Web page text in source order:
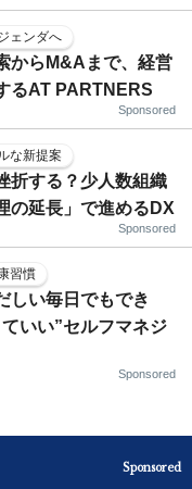
ェンダへ
からM&Aまで、経営
るAT PARTNERS
Sponsored
な新提案
折する？少人数組織
の延長」で進めるDX
Sponsored
習慣
しい毎日でもでき
いい”セルフマネジ
Sponsored
Sponsored